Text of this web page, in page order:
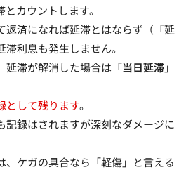
カウントします。
返済になれば延滞とはならず（「延
滞利息も発生しません。
延滞が解消した場合は「当日延滞」
として残ります。
記録はされますが深刻なダメージに
ケガの具合なら「軽傷」と言える